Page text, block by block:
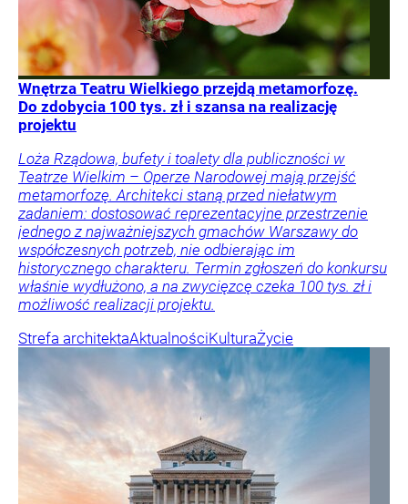
Wnętrza Teatru Wielkiego przejdą metamorfozę.
Do zdobycia 100 tys. zł i szansa na realizację
projektu
Loża Rządowa, bufety i toalety dla publiczności w
Teatrze Wielkim – Operze Narodowej mają przejść
metamorfozę. Architekci staną przed niełatwym
zadaniem: dostosować reprezentacyjne przestrzenie
jednego z najważniejszych gmachów Warszawy do
współczesnych potrzeb, nie odbierając im
historycznego charakteru. Termin zgłoszeń do konkursu
właśnie wydłużono, a na zwycięzcę czeka 100 tys. zł i
możliwość realizacji projektu.
Strefa architektaAktualnościKulturaŻycie